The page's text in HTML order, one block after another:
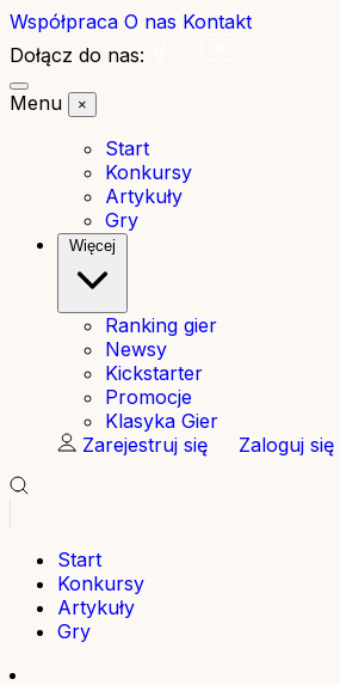
Współpraca O nas Kontakt
Dołącz do nas:
Menu
×
Start
Konkursy
Artykuły
Gry
Więcej
Ranking gier
Newsy
Kickstarter
Promocje
Klasyka Gier
Zarejestruj się
Zaloguj się
Start
Konkursy
Artykuły
Gry